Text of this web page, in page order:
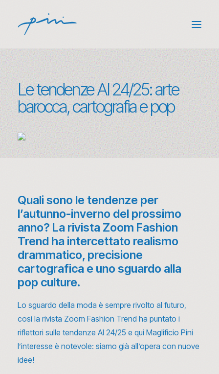
(3) Competenze
(100+) Archivio
(1) Codice Etico
(88) Mondo Pini
Back
Le tendenze AI 24/25: arte
barocca, cartografia e pop
Quali sono le tendenze per
l’autunno-inverno del prossimo
anno? La rivista Zoom Fashion
Trend ha intercettato realismo
drammatico, precisione
cartografica e uno sguardo alla
pop culture.
Lo sguardo della moda è sempre rivolto al futuro,
così la rivista Zoom Fashion Trend ha puntato i
riflettori sulle tendenze AI 24/25 e qui Maglificio Pini
l’interesse è notevole: siamo già all’opera con nuove
idee!